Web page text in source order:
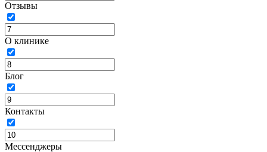
Отзывы
О клинике
Блог
Контакты
Мессенджеры